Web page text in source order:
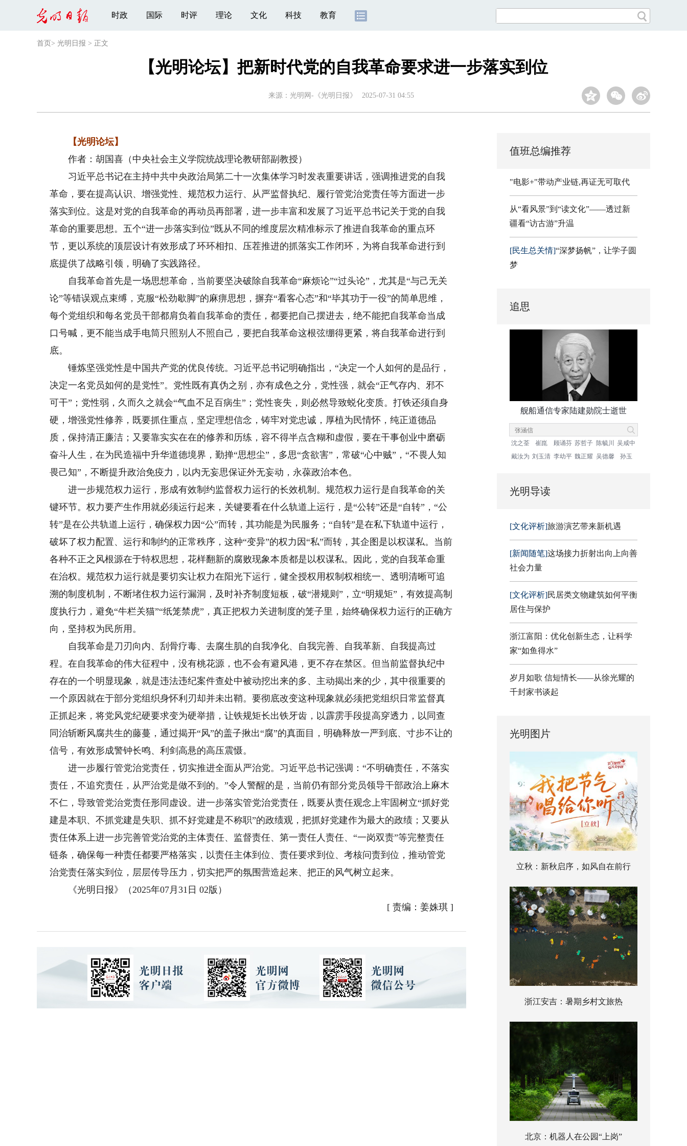
时政 国际 时评 理论 文化 科技 教育
首页 > 光明日报 > 正文
【光明论坛】把新时代党的自我革命要求进一步落实到位
来源： 光明网-《光明日报》 2025-07-31 04:55
【光明论坛】
作者：胡国喜（中央社会主义学院统战理论教研部副教授）
习近平总书记在主持中共中央政治局第二十一次集体学习时发表重要讲话，强调推进党的自我
革命，要在提高认识、增强党性、规范权力运行、从严监督执纪、履行管党治党责任等方面进一步
落实到位。这是对党的自我革命的再动员再部署，进一步丰富和发展了习近平总书记关于党的自我
革命的重要思想。五个“进一步落实到位”既从不同的维度层次精准标示了推进自我革命的重点环
节，更以系统的顶层设计有效形成了环环相扣、压茬推进的抓落实工作闭环，为将自我革命进行到
底提供了战略引领，明确了实践路径。
自我革命首先是一场思想革命，当前要坚决破除自我革命“麻烦论”“过头论”，尤其是“与己无关
论”等错误观点束缚，克服“松劲歇脚”的麻痹思想，摒弃“看客心态”和“毕其功于一役”的简单思维，
每个党组织和每名党员干部都肩负着自我革命的责任，都要把自己摆进去，绝不能把自我革命当成
口号喊，更不能当成手电筒只照别人不照自己，要把自我革命这根弦绷得更紧，将自我革命进行到
底。
锤炼坚强党性是中国共产党的优良传统。习近平总书记明确指出，“决定一个人如何的是品行，
决定一名党员如何的是党性”。党性既有真伪之别，亦有成色之分，党性强，就会“正气存内、邪不
可干”；党性弱，久而久之就会“气血不足百病生”；党性丧失，则必然导致蜕化变质。打铁还须自身
硬，增强党性修养，既要抓住重点，坚定理想信念，铸牢对党忠诚，厚植为民情怀，纯正道德品
质，保持清正廉洁；又要靠实实在在的修养和历练，容不得半点含糊和虚假，要在干事创业中磨砺
奋斗人生，在为民造福中升华道德境界，勤掸“思想尘”，多思“贪欲害”，常破“心中贼”，“不畏人知
畏己知”，不断提升政治免疫力，以内无妄思保证外无妄动，永葆政治本色。
进一步规范权力运行，形成有效制约监督权力运行的长效机制。规范权力运行是自我革命的关
键环节。权力要产生作用就必须运行起来，关键要看在什么轨道上运行，是“公转”还是“自转”，“公
转”是在公共轨道上运行，确保权力因“公”而转，其功能是为民服务；“自转”是在私下轨道中运行，
破坏了权力配置、运行和制约的正常秩序，这种“变异”的权力因“私”而转，其企图是以权谋私。当前
各种不正之风根源在于特权思想，花样翻新的腐败现象本质都是以权谋私。因此，党的自我革命重
在治权。规范权力运行就是要切实让权力在阳光下运行，健全授权用权制权相统一、透明清晰可追
溯的制度机制，不断堵住权力运行漏洞，及时补齐制度短板，破“潜规则”，立“明规矩”，有效提高制
度执行力，避免“牛栏关猫”“纸笼禁虎”，真正把权力关进制度的笼子里，始终确保权力运行的正确方
向，坚持权为民所用。
自我革命是刀刃向内、刮骨疗毒、去腐生肌的自我净化、自我完善、自我革新、自我提高过
程。在自我革命的伟大征程中，没有桃花源，也不会有避风港，更不存在禁区。但当前监督执纪中
存在的一个明显现象，就是违法违纪案件查处中被动挖出来的多、主动揭出来的少，其中很重要的
一个原因就在于部分党组织身怀利刃却并未出鞘。要彻底改变这种现象就必须把党组织日常监督真
正抓起来，将党风党纪硬要求变为硬举措，让铁规矩长出铁牙齿，以霹雳手段提高穿透力，以同查
同治斩断风腐共生的藤蔓，通过揭开“风”的盖子揪出“腐”的真面目，明确释放一严到底、寸步不让的
信号，有效形成警钟长鸣、利剑高悬的高压震慑。
进一步履行管党治党责任，切实推进全面从严治党。习近平总书记强调：“不明确责任，不落实
责任，不追究责任，从严治党是做不到的。”令人警醒的是，当前仍有部分党员领导干部政治上麻木
不仁，导致管党治党责任形同虚设。进一步落实管党治党责任，既要从责任观念上牢固树立“抓好党
建是本职、不抓党建是失职、抓不好党建是不称职”的政绩观，把抓好党建作为最大的政绩；又要从
责任体系上进一步完善管党治党的主体责任、监督责任、第一责任人责任、“一岗双责”等完整责任
链条，确保每一种责任都要严格落实，以责任主体到位、责任要求到位、考核问责到位，推动管党
治党责任落实到位，层层传导压力，切实把严的氛围营造起来、把正的风气树立起来。
《光明日报》（2025年07月31日 02版）
[ 责编：姜姝琪]
值班总编推荐
"电影+"带动产业链,再证无可取代
从“看风景”到“读文化”——透过新
疆看“访古游”升温
[民生总关情]“深梦扬帆”，让学子圆
梦
追思
舰船通信专家陆建勋院士逝世
沈之荃 崔崑 顾诵芬 苏哲子 陈毓川
吴咸中
戴汝为 刘玉清 李幼平 魏正耀 吴德馨 孙玉
光明导读
[文化评析]旅游演艺带来新机遇
[新闻随笔]这场接力折射出向上向善
社会力量
[文化评析]民居类文物建筑如何平衡
居住与保护
浙江富阳：优化创新生态，让科学
家“如鱼得水”
岁月如歌 信短情长——从徐光耀的
千封家书谈起
光明图片
立秋：新秋启序，如风自在前行
浙江安吉：暑期乡村文旅热
北京：机器人在公园“上岗”